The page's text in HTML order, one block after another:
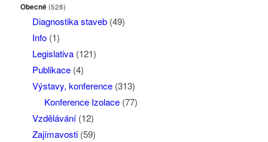
Obecné (528)
Diagnostika staveb(49)
Info(1)
Legislativa(121)
Publikace(4)
Výstavy, konference(313)
Konference Izolace(77)
Vzdělávání(12)
Zajímavosti(59)